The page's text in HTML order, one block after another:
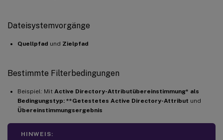
Dateisystemvorgänge
Quellpfad und Zielpfad
Bestimmte Filterbedingungen
Beispiel: Mit Active Directory-Attributübereinstimmung* als
Bedingungstyp: **Getestetes Active Directory-Attribut und
Übereinstimmungsergebnis
HINWEIS: